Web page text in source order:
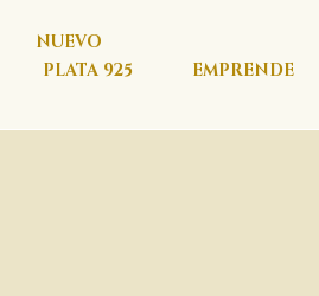
PLATA 925 EMPRENDE
NUEVO